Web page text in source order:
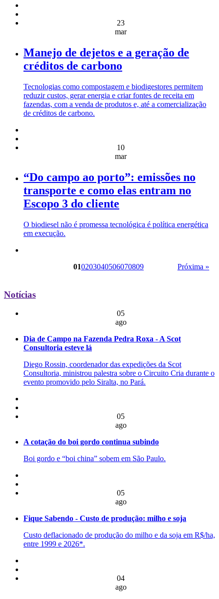
23
mar
Manejo de dejetos e a geração de
créditos de carbono
Tecnologias como compostagem e biodigestores permitem
reduzir custos, gerar energia e criar fontes de receita em
fazendas, com a venda de produtos e, até a comercialização
de créditos de carbono.
10
mar
“Do campo ao porto”: emissões no
transporte e como elas entram no
Escopo 3 do cliente
O biodiesel não é promessa tecnológica é política energética
em execução.
010203040506070809 Próxima »
Notícias
05
ago
Dia de Campo na Fazenda Pedra Roxa - A Scot
Consultoria esteve lá
Diego Rossin, coordenador das expedições da Scot
Consultoria, ministrou palestra sobre o Circuito Cria durante o
evento promovido pelo Siralta, no Pará.
05
ago
A cotação do boi gordo continua subindo
Boi gordo e “boi china” sobem em São Paulo.
05
ago
Fique Sabendo - Custo de produção: milho e soja
Custo deflacionado de produção do milho e da soja em R$/ha,
entre 1999 e 2026*.
04
ago